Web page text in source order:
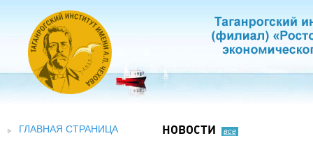
ГЛАВНАЯ СТРАНИЦА
НОВОСТИ все